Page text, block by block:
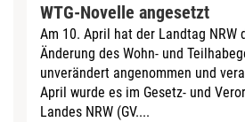
WTG-Novelle angesetzt
Am 10. April hat der Landtag NRW
Änderung des Wohn- und
unverändert angenommen und
April wurde es im Gesetz- und
Landes NRW (GV....